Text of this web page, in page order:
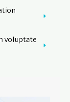
voluptate